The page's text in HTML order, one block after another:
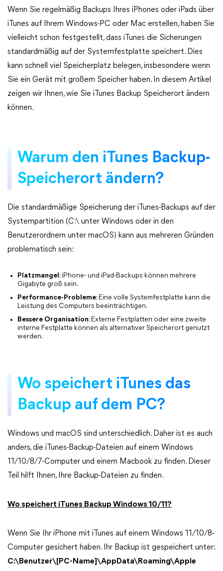
Wenn Sie regelmäßig Backups Ihres iPhones oder iPads über
iTunes auf Ihrem Windows-PC oder Mac erstellen, haben Sie
vielleicht schon festgestellt, dass iTunes die Sicherungen
standardmäßig auf der Systemfestplatte speichert. Dies
kann schnell viel Speicherplatz belegen, insbesondere wenn
Sie ein Gerät mit großem Speicher haben. In diesem Artikel
zeigen wir Ihnen, wie Sie iTunes Backup Speicherort ändern
können.
Warum den iTunes Backup-
Speicherort ändern?
Die standardmäßige Speicherung der iTunes-Backups auf der
Systempartition (C:\ unter Windows oder in den
Benutzerordnern unter macOS) kann aus mehreren Gründen
problematisch sein:
Platzmangel: iPhone- und iPad-Backups können mehrere
Gigabyte groß sein.
Performance-Probleme: Eine volle Systemfestplatte kann die
Leistung des Computers beeinträchtigen.
Bessere Organisation: Externe Festplatten oder eine zweite
interne Festplatte können als alternativer Speicherort genutzt
werden.
Wo speichert iTunes das
Backup auf dem PC?
Windows und macOS sind unterschiedlich. Daher ist es auch
anders, die iTunes-Backup-Dateien auf einem Windows
11/10/8/7-Computer und einem Macbook zu finden. Dieser
Teil hilft Ihnen, Ihre Backup-Dateien zu finden.
Wo speichert iTunes Backup Windows 10/11?
Wenn Sie Ihr iPhone mit iTunes auf einem Windows 11/10/8-
Computer gesichert haben. Ihr Backup ist gespeichert unter:
C:\Benutzer\[PC-Name]\AppData\Roaming\Apple